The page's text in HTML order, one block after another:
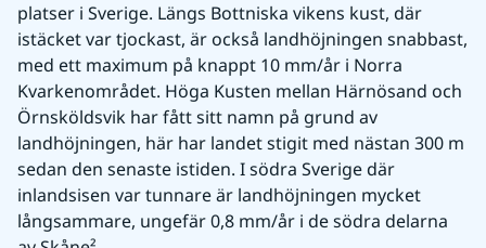
platser i Sverige. Längs Bottniska vikens kust, där
istäcket var tjockast, är också landhöjningen snabbast,
med ett maximum på knappt 10 mm/år i Norra
Kvarkenområdet. Höga Kusten mellan Härnösand och
Örnsköldsvik har fått sitt namn på grund av
landhöjningen, här har landet stigit med nästan 300 m
sedan den senaste istiden. I södra Sverige där
inlandsisen var tunnare är landhöjningen mycket
långsammare, ungefär 0,8 mm/år i de södra delarna